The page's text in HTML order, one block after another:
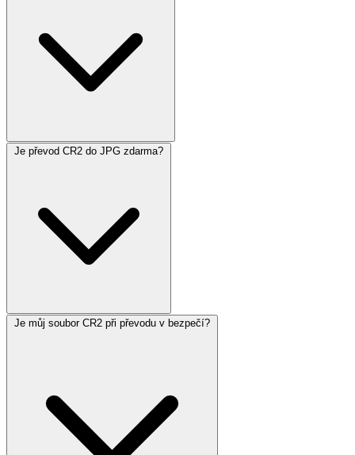
Je převod CR2 do JPG zdarma?
Je můj soubor CR2 při převodu v bezpečí?